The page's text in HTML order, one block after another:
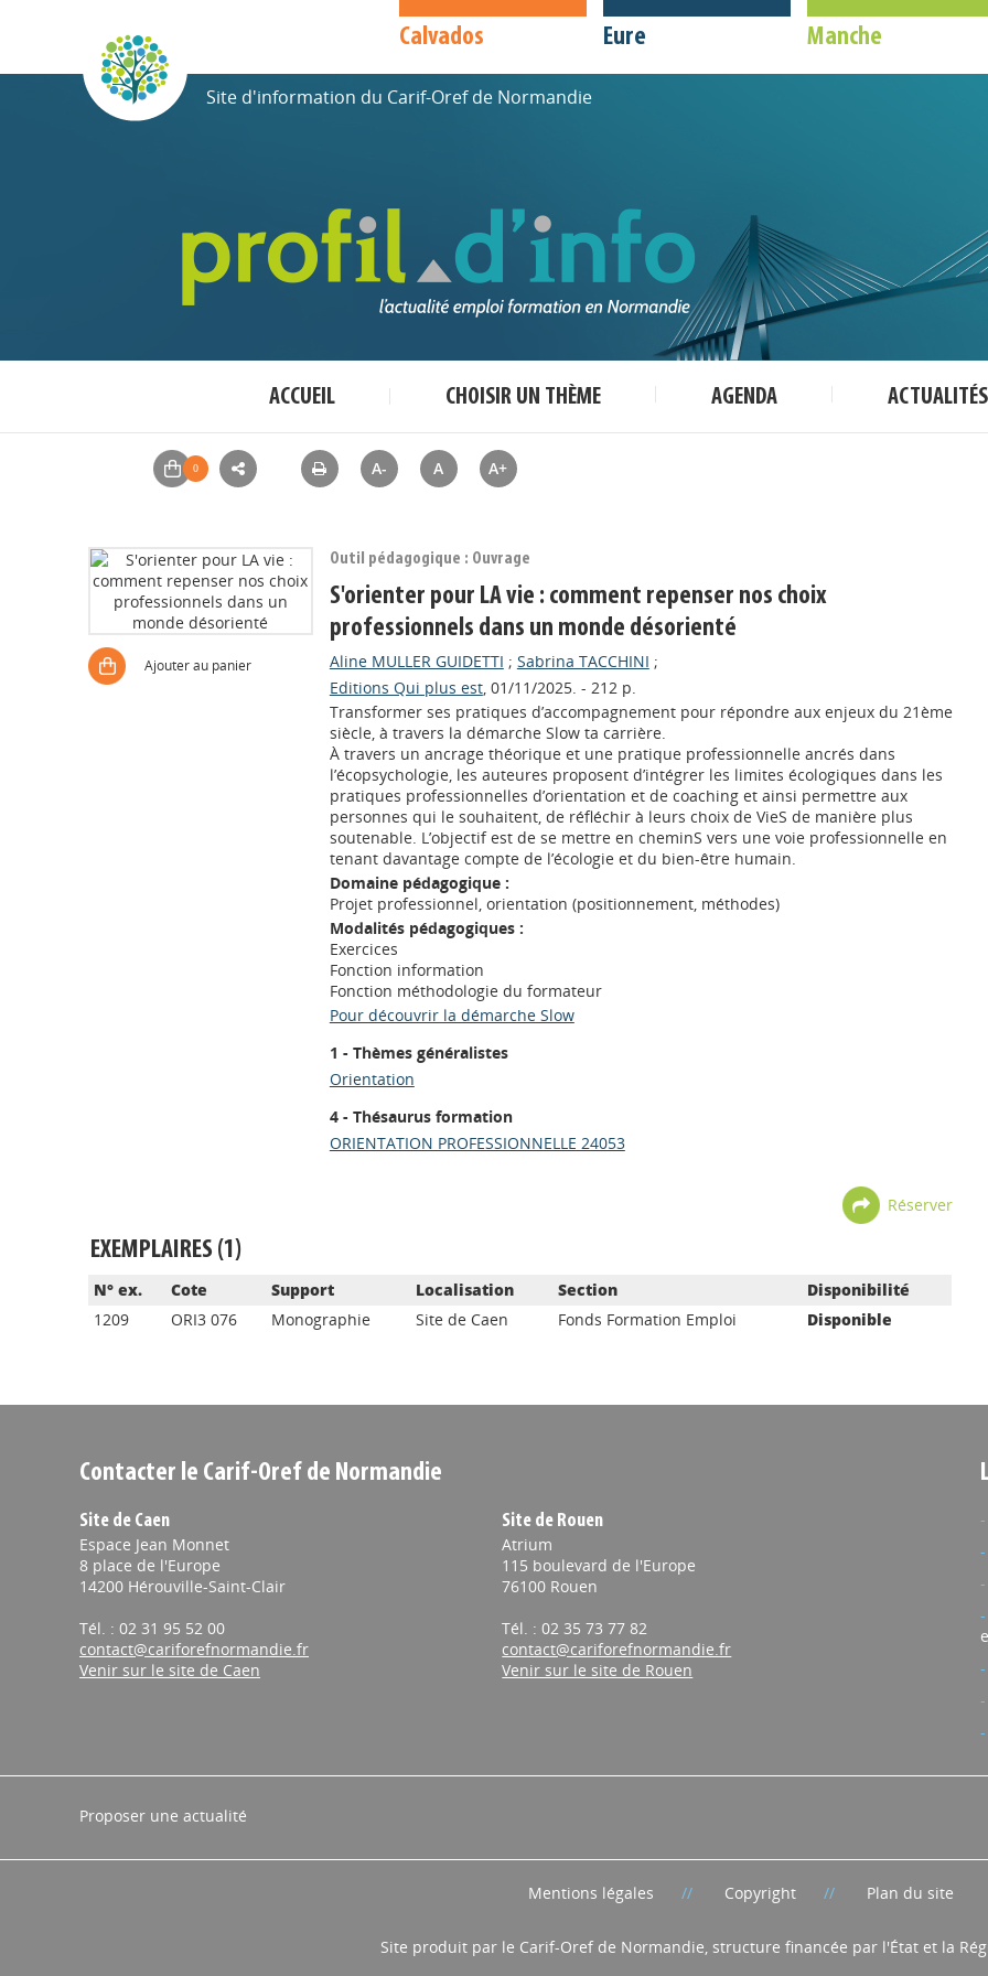
Calvados Eure Manche
Site d'information du Carif-Oref de Normandie
ACCUEIL CHOISIR UN THÈME AGENDA ACTUALITÉS
A- A A+
Ajouter au panier
Outil pédagogique : Ouvrage
S'orienter pour LA vie : comment repenser nos choix
professionnels dans un monde désorienté
Aline MULLER GUIDETTI ; Sabrina TACCHINI ;
Editions Qui plus est, 01/11/2025. - 212 p.
Transformer ses pratiques d’accompagnement pour répondre aux enjeux du 21ème
siècle, à travers la démarche Slow ta carrière.
À travers un ancrage théorique et une pratique professionnelle ancrés dans
l’écopsychologie, les auteures proposent d’intégrer les limites écologiques dans les
pratiques professionnelles d’orientation et de coaching et ainsi permettre aux
personnes qui le souhaitent, de réfléchir à leurs choix de VieS de manière plus
soutenable. L’objectif est de se mettre en cheminS vers une voie professionnelle en
tenant davantage compte de l’écologie et du bien-être humain.
Domaine pédagogique :
Projet professionnel, orientation (positionnement, méthodes)
Modalités pédagogiques :
Exercices
Fonction information
Fonction méthodologie du formateur
Pour découvrir la démarche Slow
1 - Thèmes généralistes
Orientation
4 - Thésaurus formation
ORIENTATION PROFESSIONNELLE 24053
Réserver
EXEMPLAIRES (1)
N° ex. Cote Support Localisation Section
Disponibilité
1209
ORI3 076 Monographie Site de Caen Fonds Formation Emploi Disponible
Contacter le Carif-Oref de Normandie
Site de Caen
Espace Jean Monnet
8 place de l'Europe
14200 Hérouville-Saint-Clair
Tél. : 02 31 95 52 00
contact@cariforefnormandie.fr
Venir sur le site de Caen
Site de Rouen
Atrium
115 boulevard de l'Europe
76100 Rouen
Tél. : 02 35 73 77 82
contact@cariforefnormandie.fr
Venir sur le site de Rouen
Proposer une actualité
Mentions légales Copyright Plan du site
Site produit par le Carif-Oref de Normandie, structure financée par l'État et la